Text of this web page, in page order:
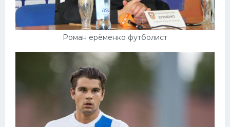
Роман ерёменко футболист